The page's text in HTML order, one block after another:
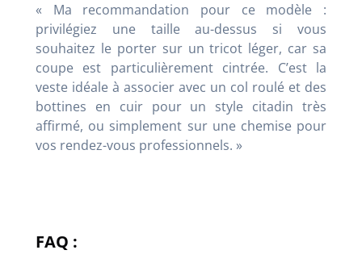
« Ma recommandation pour ce modèle :
privilégiez une taille au-dessus si vous
souhaitez le porter sur un tricot léger, car sa
coupe est particulièrement cintrée. C’est la
veste idéale à associer avec un col roulé et des
bottines en cuir pour un style citadin très
affirmé, ou simplement sur une chemise pour
vos rendez-vous professionnels. »
FAQ :